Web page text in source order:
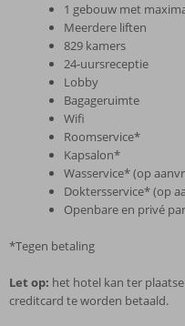
1 gebouw met
Meerdere liften
829 kamers
24-uursreceptie
Lobby
Bagageruimte
Wifi
Roomservice*
Kapsalon*
Wasservice* (op
Doktersservice* (op
Openbare en privé
*Tegen betaling
Let op: het hotel kan ter
creditcard te worden betaald.